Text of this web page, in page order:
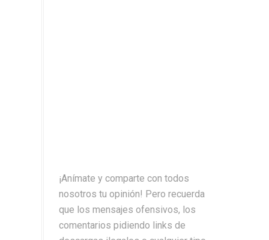
¡Anímate y comparte con todos
nosotros tu opinión! Pero recuerda
que los mensajes ofensivos, los
comentarios pidiendo links de